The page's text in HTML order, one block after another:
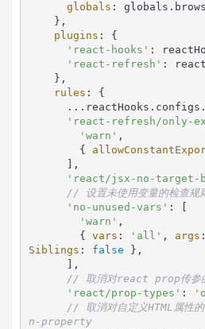
globals : globals.
plugins : {
'react-hooks' :
'react-refresh' :
rules : {
      ...reactHooks.
configs .
'react-refresh/only-
'warn' ,
        {
'react/jsx-no-target-
// 设置未使用变量的检查规
'no-unused-vars' : [
'warn' ,
        {
vars : 'all' , args
Siblings : false },
// 取消对react prop传参
'react/prop-types' :
// 取消对自定义HTML属
n-property